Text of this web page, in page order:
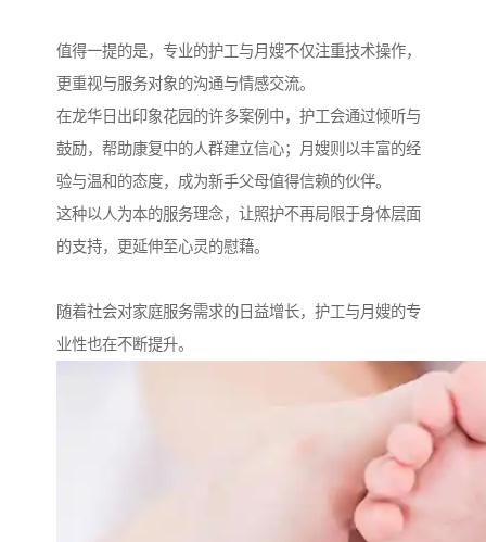
值得一提的是，专业的护工与月嫂不仅注重技术操作，
更重视与服务对象的沟通与情感交流。
在龙华日出印象花园的许多案例中，护工会通过倾听与
鼓励，帮助康复中的人群建立信心；月嫂则以丰富的经
验与温和的态度，成为新手父母值得信赖的伙伴。
这种以人为本的服务理念，让照护不再局限于身体层面
的支持，更延伸至心灵的慰藉。
随着社会对家庭服务需求的日益增长，护工与月嫂的专
业性也在不断提升。